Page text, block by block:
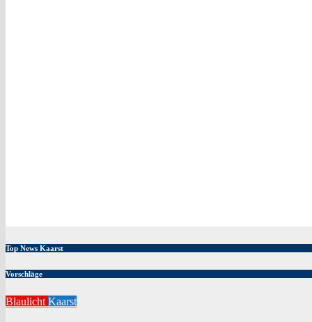
Top News Kaarst
Vorschläge
Blaulicht Kaarst